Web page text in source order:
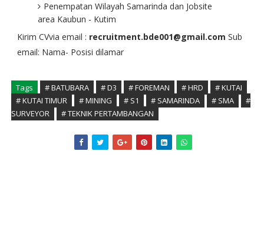
Penempatan Wilayah Samarinda dan Jobsite
area Kaubun - Kutim
Kirim CVvia email : recruitment.bde001@gmail.com Sub
email: Nama- Posisi dilamar
Tags # BATUBARA # D3 # FOREMAN # HRD
# KUTAI
# KUTAI TIMUR
# MINING # S1 # SAMARINDA # SMA
#
SURVEYOR
# TEKNIK PERTAMBANGAN